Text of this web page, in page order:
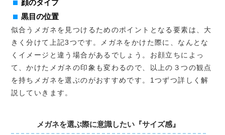
顔のタイプ
黒目の位置
似合うメガネを見つけるためのポイントとなる要素は、大
きく分けて上記3つです。メガネをかけた際に、なんとな
くイメージと違う場合があるでしょう。お顔立ちによっ
て、かけたメガネの印象も変わるので、以上の３つの観点
を持ちメガネを選ぶのがおすすめです。1つずつ詳しく解
説していきます。
メガネを選ぶ際に意識したい『サイズ感』